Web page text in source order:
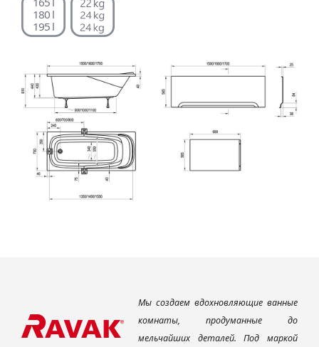
Мы создаем вдохновляющие ванные
комнаты, продуманные до
мельчайших деталей. Под маркой